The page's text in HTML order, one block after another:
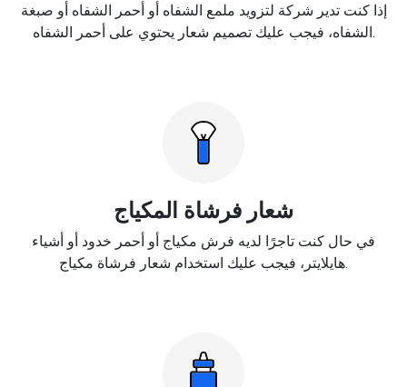
إذا كنت تدير شركة لتزويد ملمع الشفاه أو أحمر الشفاه أو صبغة
الشفاه، فيجب عليك تصميم شعار يحتوي على أحمر الشفاه.
شعار فرشاة المكياج
في حال كنت تاجرًا لديه فرش مكياج أو أحمر خدود أو أشياء
هايلايتر، فيجب عليك استخدام شعار فرشاة مكياج.